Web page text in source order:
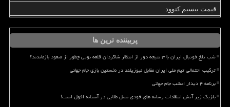
قیمت بیسیم کنوود
پربیننده ترین ها
شب تلخ فوتبال ایران با ۳ نتیجه دور از انتظار شاگردان قلعه نویی چطور از صعود بازماندند؟
ترکیب احتمالی تیم ملی ایران مقابل نیوزیلند در نخستین بازی جام جهانی
برنامه ۴ دیدار امشب جام جهانی
بلژیک زیر آتش انتقادات رسانه های خودی نسل طلایی در آستانه افول است!